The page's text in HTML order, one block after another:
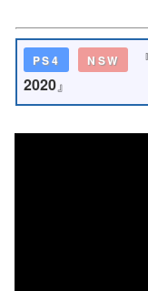
PS4 NSW
2020』